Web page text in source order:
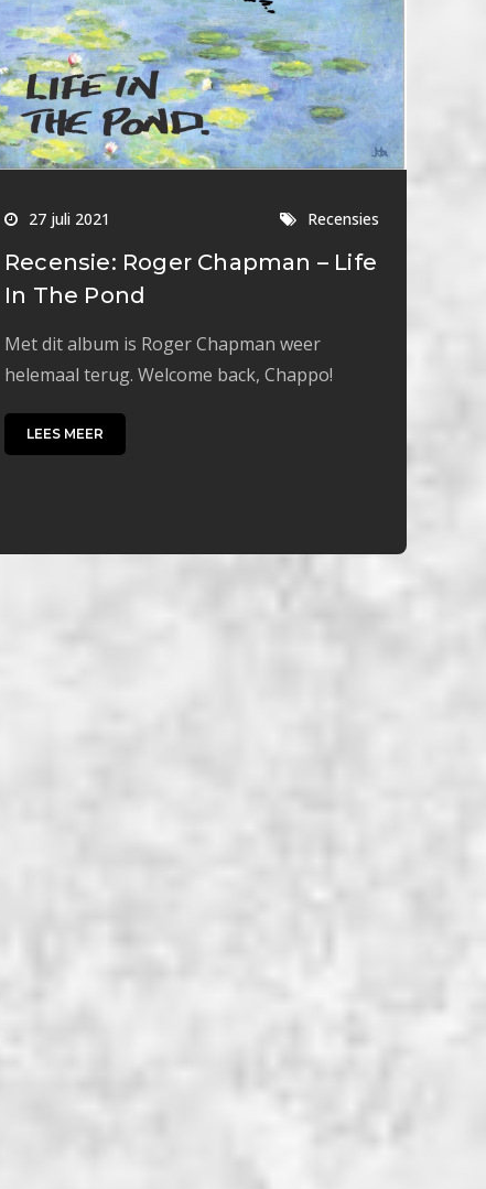
27 juli 2021 Recensies
Recensie: Roger Chapman – Life
In The Pond
Met dit album is Roger Chapman weer
helemaal terug. Welcome back, Chappo!
LEES MEER